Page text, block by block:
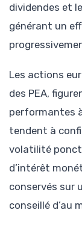
dividendes et
générant un
Les actions
des PEA,
performantes
tendent à
volatilité
d’intérêt
conservés sur
conseillé d’au